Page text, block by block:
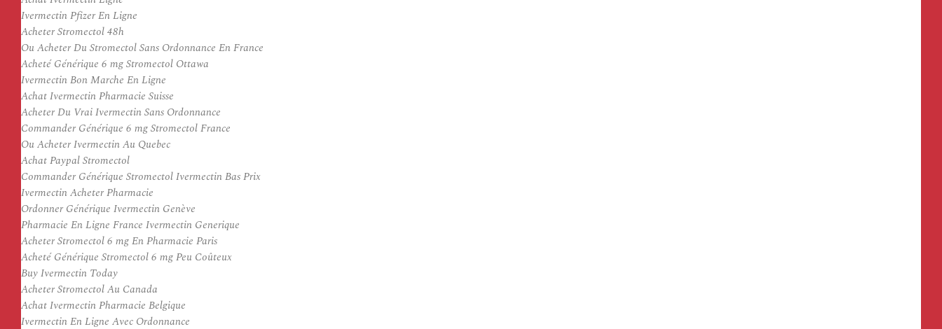
Ivermectin Pfizer En Ligne
Acheter Stromectol 48h
Ou Acheter Du Stromectol Sans Ordonnance En France
Acheté Générique 6 mg Stromectol Ottawa
Ivermectin Bon Marche En Ligne
Achat Ivermectin Pharmacie Suisse
Acheter Du Vrai Ivermectin Sans Ordonnance
Commander Générique 6 mg Stromectol France
Ou Acheter Ivermectin Au Quebec
Achat Paypal Stromectol
Commander Générique Stromectol Ivermectin Bas Prix
Ivermectin Acheter Pharmacie
Ordonner Générique Ivermectin Genève
Pharmacie En Ligne France Ivermectin Generique
Acheter Stromectol 6 mg En Pharmacie Paris
Acheté Générique Stromectol 6 mg Peu Coûteux
Buy Ivermectin Today
Acheter Stromectol Au Canada
Achat Ivermectin Pharmacie Belgique
Ivermectin En Ligne Avec Ordonnance